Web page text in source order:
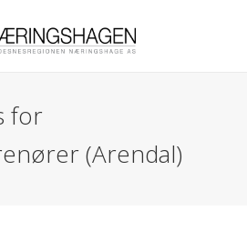
for
(Arendal)